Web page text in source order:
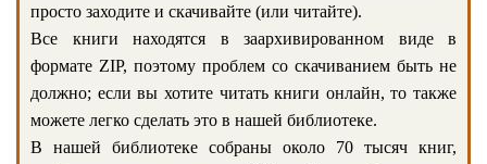
просто заходите и скачивайте (или читайте).
Все книги находятся в заархивированном виде в
формате ZIP, поэтому проблем со скачиванием быть не
должно; если вы хотите читать книги онлайн, то также
можете легко сделать это в нашей библиотеке.
В нашей библиотеке собраны около 70 тысяч книг,